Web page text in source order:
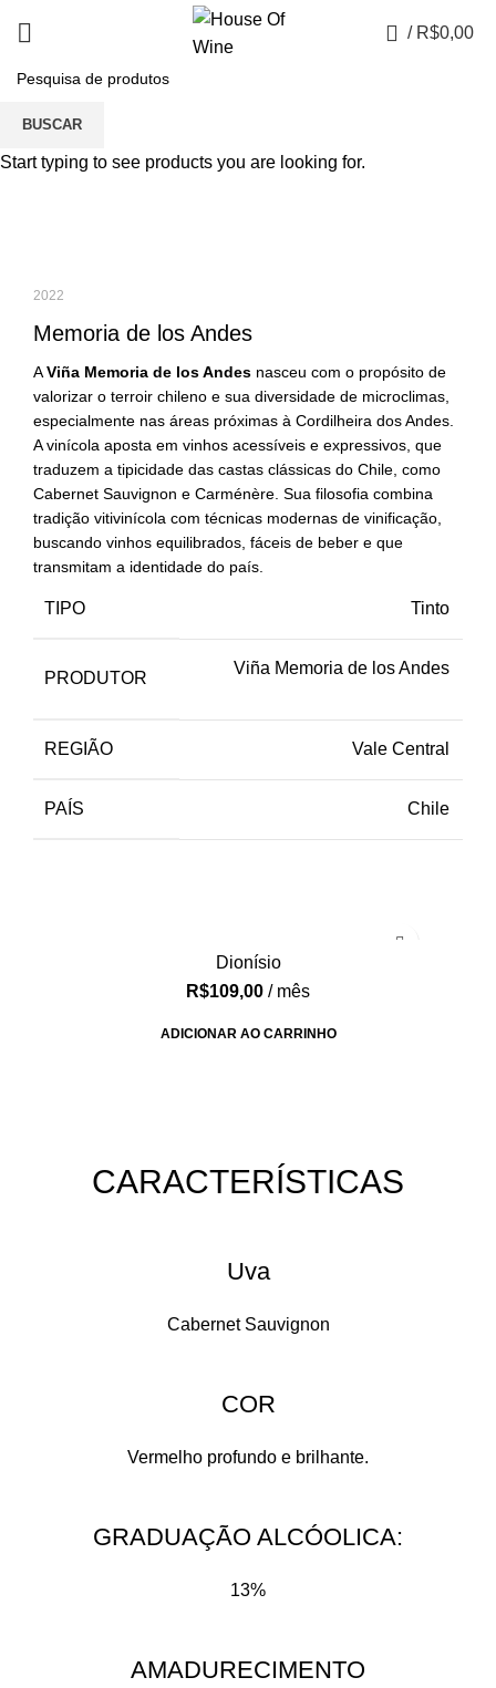
/ R$0,00
2022
Memoria de los Andes
AViña Memoria de los Andes nasceu com o propósito de
valorizar o terroir chileno e sua diversidade de microclimas,
especialmente nas áreas próximas à Cordilheira dos Andes.
A vinícola aposta em vinhos acessíveis e expressivos, que
traduzem a tipicidade das castas clássicas do Chile, como
Cabernet Sauvignon e Carménère. Sua filosofia combina
tradição vitivinícola com técnicas modernas de vinificação,
buscando vinhos equilibrados, fáceis de beber e que
transmitam a identidade do país.
TIPO Tinto
PRODUTOR
Viña Memoria de los Andes
REGIÃO Vale Central
PAÍS Chile
Dionísio
R$109,00 / mês
ADICIONAR AO CARRINHO
CARACTERÍSTICAS​
Uva
Cabernet Sauvignon
COR
Vermelho profundo e brilhante.
GRADUAÇÃO ALCÓOLICA:​
13%
AMADURECIMENTO
BUSCAR
Start typing to see products you are looking for.